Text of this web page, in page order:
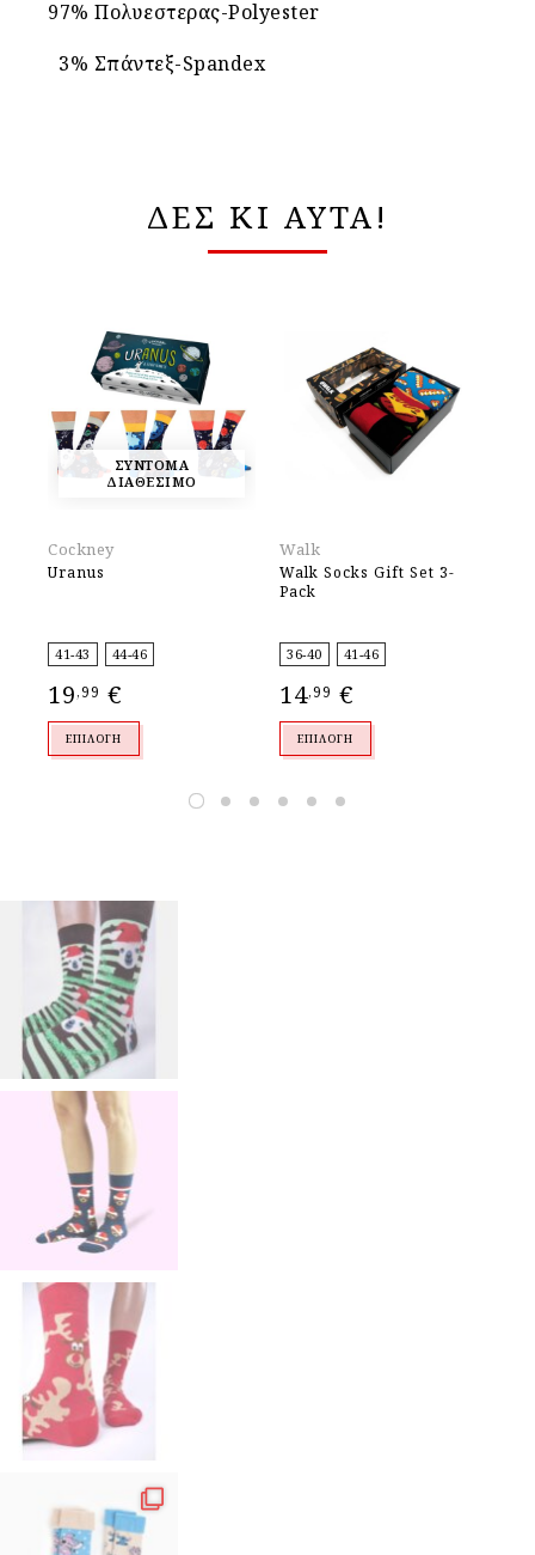
97% Πολυεστερας-Polyester
3% Σπάντεξ-Spandex
ΔΕΣ ΚΙ ΑΥΤΑ!
ΣΥΝΤΟΜΑ
ΔΙΑΘΕΣΙΜΟ
Cockney
Uranus
41-43 44-46
19,99 €
ΕΠΙΛΟΓΉ
Walk
Walk Socks Gift Set 3-
Pack
36-40 41-46
14,99 €
ΕΠΙΛΟΓΉ